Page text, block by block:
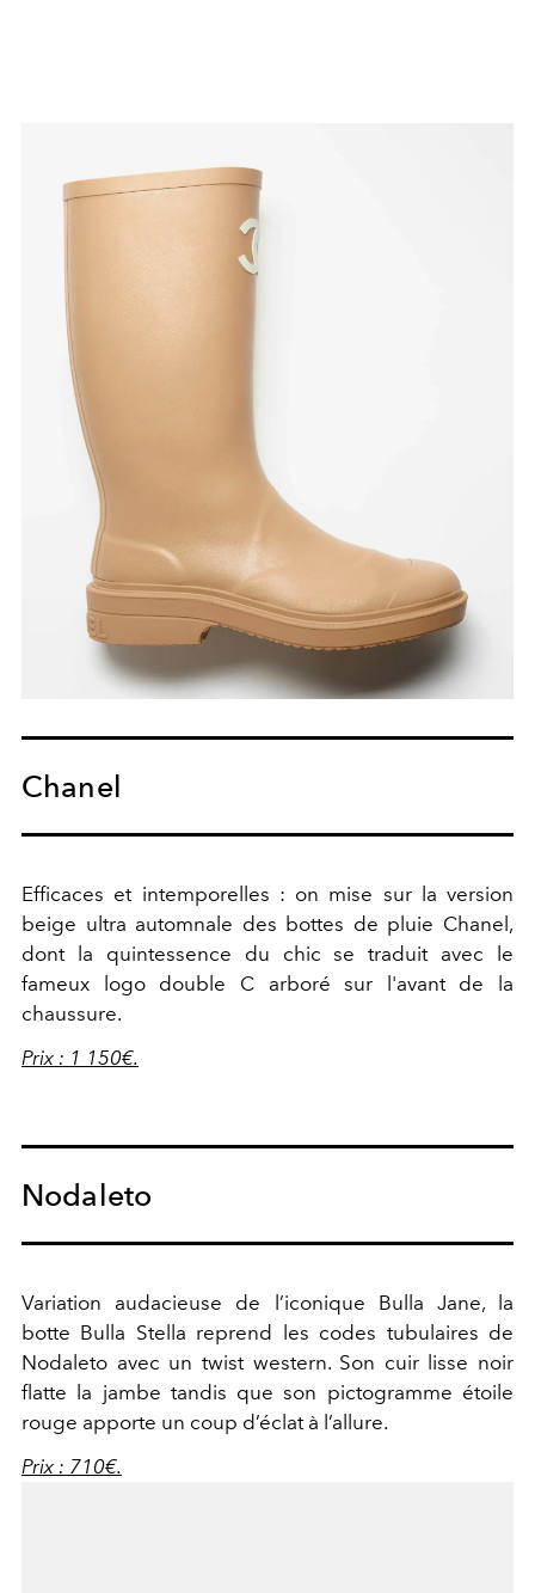
Chanel
Efficaces et intemporelles : on mise sur la version
beige ultra automnale des bottes de pluie Chanel,
dont la quintessence du chic se traduit avec le
fameux logo double C arboré sur l'avant de la
chaussure.
Prix : 1 150€.
Nodaleto
Variation audacieuse de l’iconique Bulla Jane, la
botte Bulla Stella reprend les codes tubulaires de
Nodaleto avec un twist western. Son cuir lisse noir
flatte la jambe tandis que son pictogramme étoile
rouge apporte un coup d’éclat à l’allure.
Prix : 710€.